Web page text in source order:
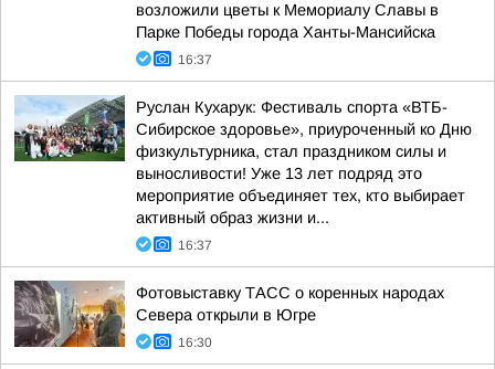
возложили цветы к Мемориалу Славы в
Парке Победы города Ханты-Мансийска
16:37
Руслан Кухарук: Фестиваль спорта «ВТБ-
Сибирское здоровье», приуроченный ко Дню
физкультурника, стал праздником силы и
выносливости! Уже 13 лет подряд это
мероприятие объединяет тех, кто выбирает
активный образ жизни и...
16:37
Фотовыставку ТАСС о коренных народах
Севера открыли в Югре
16:30